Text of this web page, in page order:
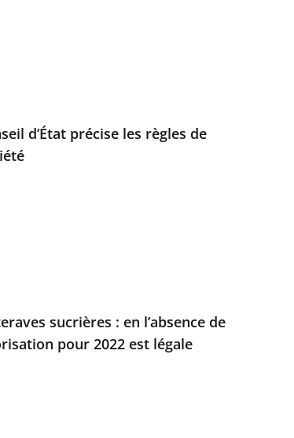
d’État précise les règles de
sucrières : en l’absence de
pour 2022 est légale